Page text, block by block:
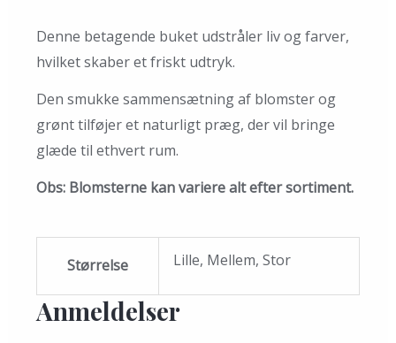
Denne betagende buket udstråler liv og farver,
hvilket skaber et friskt udtryk.
Den smukke sammensætning af blomster og
grønt tilføjer et naturligt præg, der vil bringe
glæde til ethvert rum.
Obs: Blomsterne kan variere alt efter sortiment.
Størrelse Lille, Mellem, Stor
Anmeldelser